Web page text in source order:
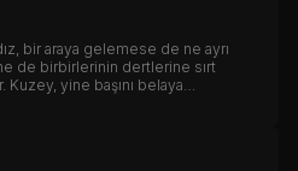
bir araya gelemese de ne ayrı
de birbirlerinin dertlerine sırt
yine başını belaya